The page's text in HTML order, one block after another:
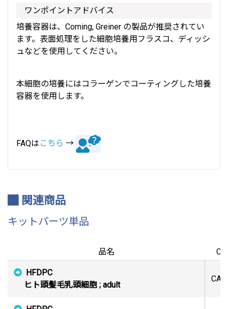
ワンポイントアドバイス
培養容器は、Corning, Greiner の製品が推奨されてい
ます。表面処理をした細胞培養用フラスコ、ディッシ
ュなどを使用してください。
本細胞の培養にはコラーゲンでコーティングした培養
容器を使用します。
FAQは こちら →
関連商品
キットパーツ単品
品名
HFDPC
ヒト頭髪毛乳頭細胞 ; adult